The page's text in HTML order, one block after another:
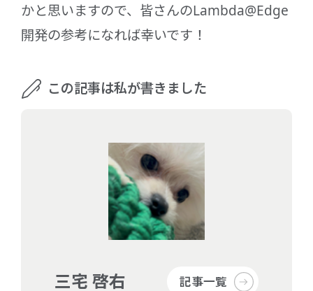
かと思いますので、皆さんのLambda@Edge
開発の参考になれば幸いです！
この記事は私が書きました
三宅 啓右 記事一覧